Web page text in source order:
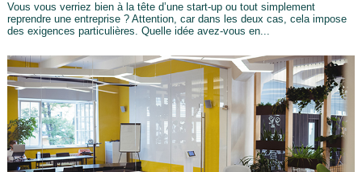
Vous vous verriez bien à la tête d’une start-up ou tout simplement
reprendre une entreprise ? Attention, car dans les deux cas, cela impose
des exigences particulières. Quelle idée avez-vous en...